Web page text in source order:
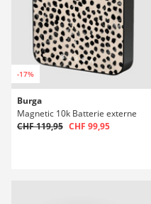
-17%
Burga
Magnetic 10k Batterie externe
CHF 119,95 CHF 99,95